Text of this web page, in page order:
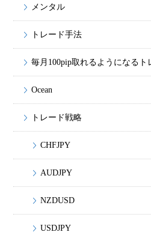
メンタル
トレード手法
毎月100pip取れるようになるト
Ocean
トレード戦略
CHFJPY
AUDJPY
NZDUSD
USDJPY